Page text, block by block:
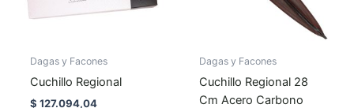
Dagas y Facones
Cuchillo Regional
$ 127.094,04
Dagas y Facones
Cuchillo Regional 28
Cm Acero Carbono